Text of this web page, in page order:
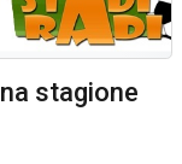
stagione